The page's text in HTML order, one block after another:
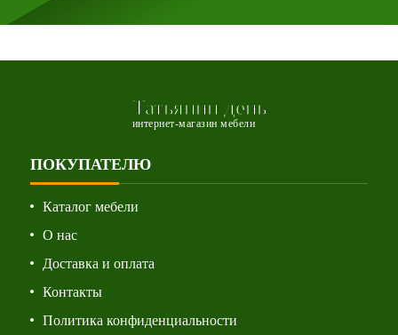
Татьянин день
интернет-магазин мебели
ПОКУПАТЕЛЮ
Каталог мебели
О нас
Доставка и оплата
Контакты
Политика конфиденциальности